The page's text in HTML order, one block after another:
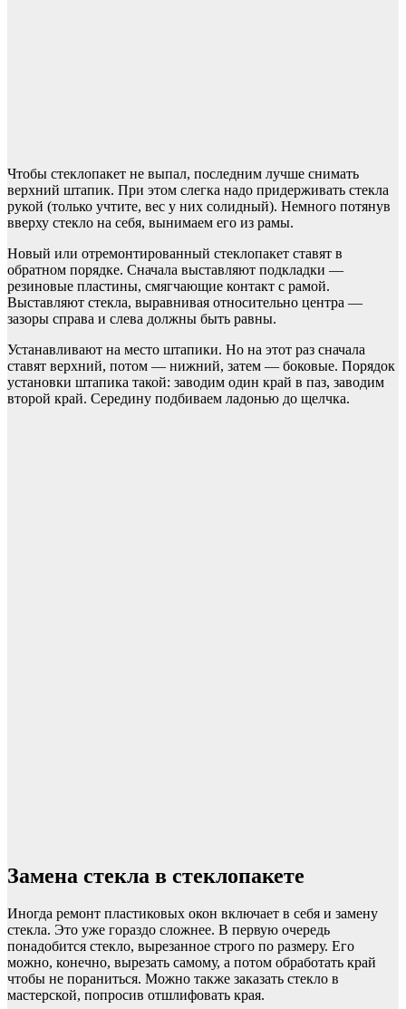
Чтобы стеклопакет не выпал, последним лучше снимать
верхний штапик. При этом слегка надо придерживать стекла
рукой (только учтите, вес у них солидный). Немного потянув
вверху стекло на себя, вынимаем его из рамы.
Новый или отремонтированный стеклопакет ставят в
обратном порядке. Сначала выставляют подкладки —
резиновые пластины, смягчающие контакт с рамой.
Выставляют стекла, выравнивая относительно центра —
зазоры справа и слева должны быть равны.
Устанавливают на место штапики. Но на этот раз сначала
ставят верхний, потом — нижний, затем — боковые. Порядок
установки штапика такой: заводим один край в паз, заводим
второй край. Середину подбиваем ладонью до щелчка.
Замена стекла в стеклопакете
Иногда ремонт пластиковых окон включает в себя и замену
стекла. Это уже гораздо сложнее. В первую очередь
понадобится стекло, вырезанное строго по размеру. Его
можно, конечно, вырезать самому, а потом обработать край
чтобы не пораниться. Можно также заказать стекло в
мастерской, попросив отшлифовать края.